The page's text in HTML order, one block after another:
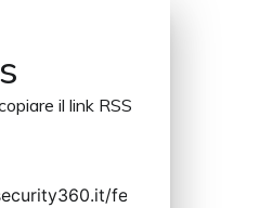
il link RSS